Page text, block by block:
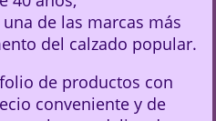
de las marcas más
del calzado popular.
de productos con
conveniente y de